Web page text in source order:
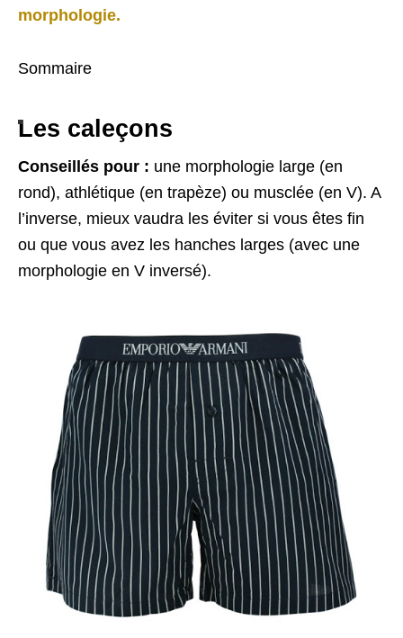
morphologie.
Sommaire
Les caleçons
Conseillés pour : une morphologie large (en
rond), athlétique (en trapèze) ou musclée (en V). A
l’inverse, mieux vaudra les éviter si vous êtes fin
ou que vous avez les hanches larges (avec une
morphologie en V inversé).